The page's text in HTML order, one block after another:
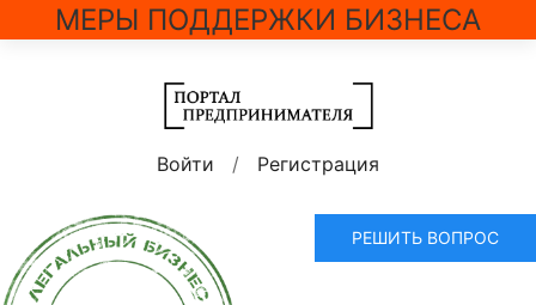
МЕРЫ ПОДДЕРЖКИ БИЗНЕСА
Войти / Регистрация
РЕШИТЬ ВОПРОС